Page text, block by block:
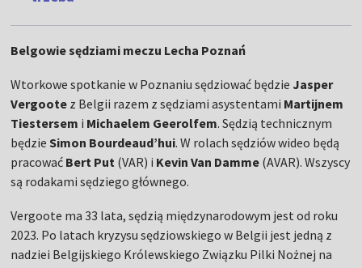
Belgowie sędziami meczu Lecha Poznań
Wtorkowe spotkanie w Poznaniu sędziować będzie Jasper
Vergoote z Belgii razem z sędziami asystentami Martijnem
Tiestersem i Michaelem Geerolfem. Sędzią technicznym
będzieSimon Bourdeaud’hui. W rolach sędziów wideo będą
pracować Bert Put (VAR) i Kevin Van Damme (AVAR). Wszyscy
są rodakami sędziego głównego.
Vergoote ma 33 lata, sędzią międzynarodowym jest od roku
2023. Po latach kryzysu sędziowskiego w Belgii jest jedną z
nadziei Belgijskiego Królewskiego Związku Pilki Nożnej na